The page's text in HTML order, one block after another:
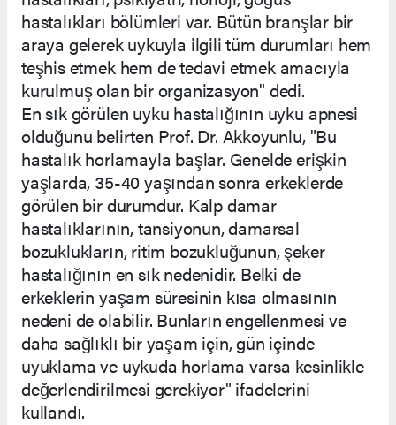
hastalıkları bölümleri var. Bütün branşlar bir
araya gelerek uykuyla ilgili tüm durumları hem
teşhis etmek hem de tedavi etmek amacıyla
kurulmuş olan bir organizasyon" dedi.
En sık görülen uyku hastalığının uyku apnesi
olduğunu belirten Prof. Dr. Akkoyunlu, "Bu
hastalık horlamayla başlar. Genelde erişkin
yaşlarda, 35-40 yaşından sonra erkeklerde
görülen bir durumdur. Kalp damar
hastalıklarının, tansiyonun, damarsal
bozuklukların, ritim bozukluğunun, şeker
hastalığının en sık nedenidir. Belki de
erkeklerin yaşam süresinin kısa olmasının
nedeni de olabilir. Bunların engellenmesi ve
daha sağlıklı bir yaşam için, gün içinde
uyuklama ve uykuda horlama varsa kesinlikle
değerlendirilmesi gerekiyor" ifadelerini
kullandı.